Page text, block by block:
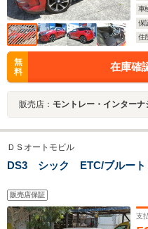
車
保
住
無
料
在庫確
販売店： モントレー・インターナ
ＤＳオートモビル
DS3 シック ETC/ブルート
販売店保証
支